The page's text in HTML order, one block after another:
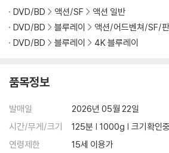
DVD/BD 액션/SF
액션 일반
DVD/BD
블루레이
액션/어드벤쳐/SF/
DVD/BD
블루레이 4K 블루레이
품목정보
발매일
2026년 05월 22일
시간/무게/크기
125분 | 1000g | 크기확인중
연령제한
15세 이용가